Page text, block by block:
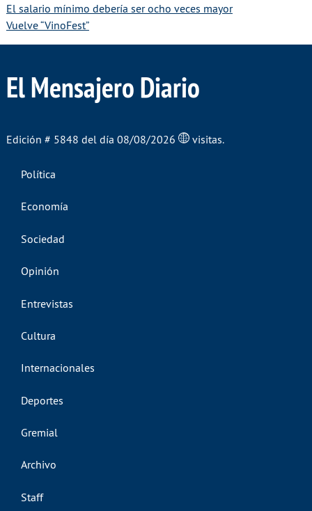
El salario mínimo debería ser ocho veces mayor
Vuelve “VinoFest”
El Mensajero Diario
Edición # 5848 del día 08/08/2026 visitas.
Política
Economía
Sociedad
Opinión
Entrevistas
Cultura
Internacionales
Deportes
Gremial
Archivo
Staff